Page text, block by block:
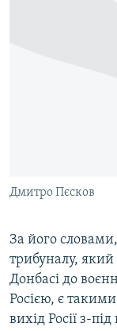
Дмитро Пєсков
За його
трибуналу, який
Донбасі до
Росією, є
вихід Росії з-